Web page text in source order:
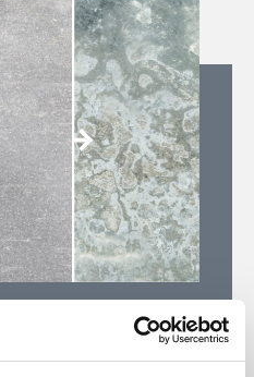
Verzinkter Stahl